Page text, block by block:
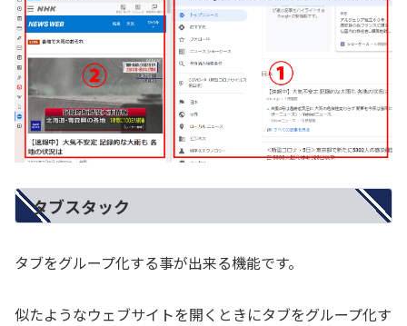
タブスタック
タブをグループ化する事が出来る機能です。
似たようなウェブサイトを開くときにタブをグループ化す